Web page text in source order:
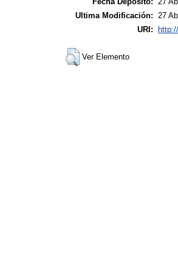
Ultima Modificación:
27
URI:
Ver Elemento